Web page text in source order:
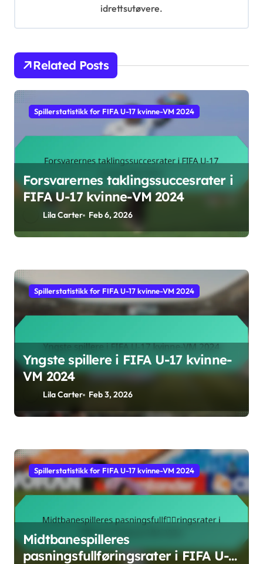
idrettsutøvere.
Related Posts
Spillerstatistikk for FIFA U-17 kvinne-VM 2024
Forsvarernes taklingssuccesrater i
FIFA U-17 kvinne-VM 2024
Lila Carter Feb 6, 2026
Spillerstatistikk for FIFA U-17 kvinne-VM 2024
Yngste spillere i FIFA U-17 kvinne-
VM 2024
Lila Carter Feb 3, 2026
Spillerstatistikk for FIFA U-17 kvinne-VM 2024
Midtbanespilleres
pasningsfullføringsrater i FIFA U-